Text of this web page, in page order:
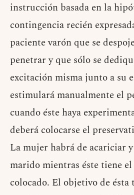
instrucción basada en la
contingencia recién
paciente varón que se
penetrar y que sólo se
excitación misma junto a su
estimulará manualmente el
cuando éste haya
deberá colocarse el
La mujer habrá de acariciar
marido mientras éste tiene
colocado. El objetivo de ésta